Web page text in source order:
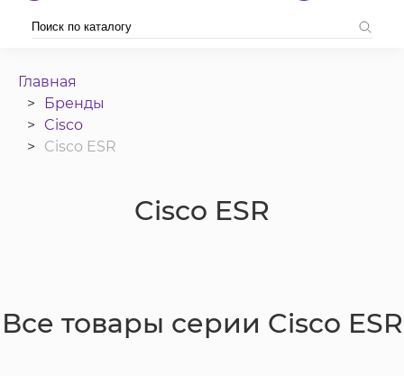
Главная
Бренды
Cisco
Cisco ESR
Cisco ESR
Все товары серии Cisco ESR